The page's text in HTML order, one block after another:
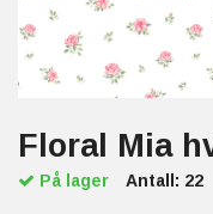
Floral Mia
På lager Antall: 22